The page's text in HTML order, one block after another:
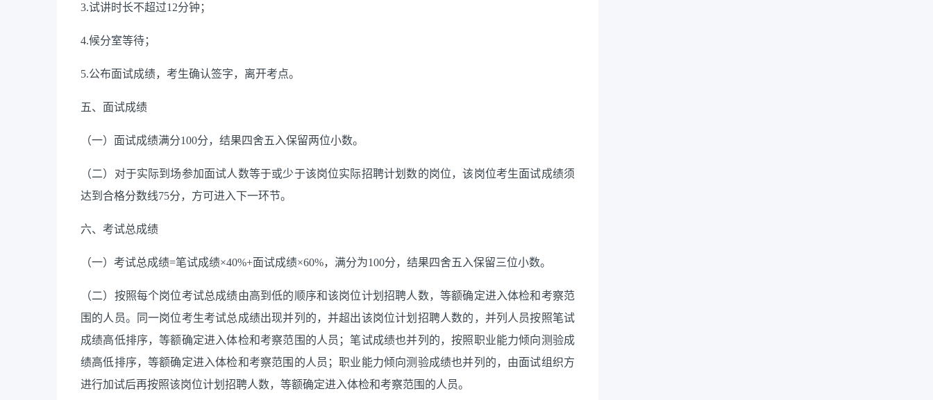
3.试讲时长不超过12分钟；
4.候分室等待；
5.公布面试成绩， 考生确认签字，离开考点。
五、 面试成绩
（一）面试成绩满分100分， 结果四舍五入保留两位小数。
（二）对于实际到场参加面试人数等于或少于该岗位实际招聘计划数的岗位，该岗位考生面试成绩须
达到合格分数线75分，方可进入下一环节。
六、考试总成绩
（一）考试总成绩=笔试成绩×40%+面试成绩×60%，满分为100分，结果四舍五入保留三位小数。
（二）按照每个岗位考试总成绩由高到低的顺序和该岗位计划招聘人数，等额确定进入体检和考察范
围的人员。同一岗位考生考试总成绩出现并列的，并超出该岗位计划招聘人数的，并列人员按照笔试
成绩高低排序，等额确定进入体检和考察范围的人员；笔试成绩也并列的，按照职业能力倾向测验成
绩高低排序，等额确定进入体检和考察范围的人员；职业能力倾向测验成绩也并列的， 由面试组织方
进行加试后再按照该岗位计划招聘人数，等额确定进入体检和考察范围的人员。